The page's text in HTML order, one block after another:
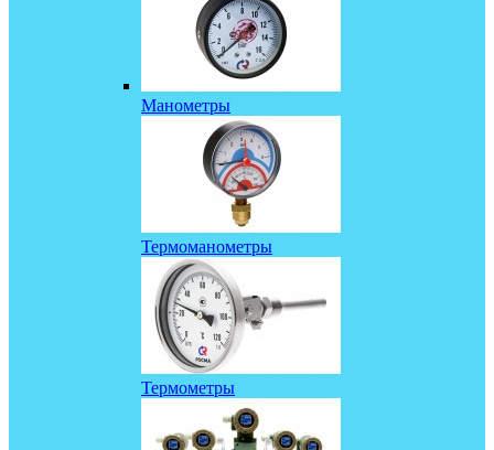
Манометры
Термоманометры
Термометры